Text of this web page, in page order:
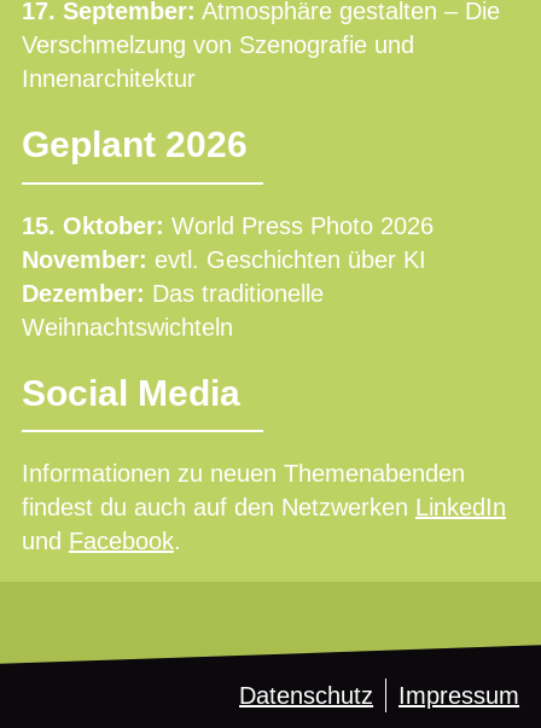
17. September: Atmosphäre gestalten – Die
Verschmelzung von Szenografie und
Innenarchitektur
Geplant 2026
15. Oktober: World Press Photo 2026
November: evtl. Geschichten über KI
Dezember: Das traditionelle
Weihnachtswichteln
Social Media
Informationen zu neuen Themenabenden
findest du auch auf den Netzwerken LinkedIn
und Facebook.
Datenschutz Impressum